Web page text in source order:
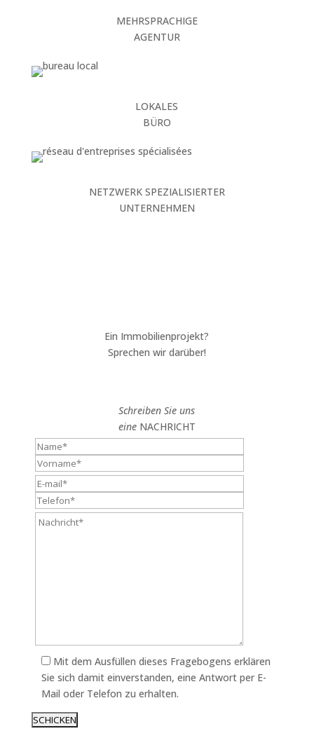
MEHRSPRACHIGE
AGENTUR
LOKALES
BÜRO
NETZWERK SPEZIALISIERTER
UNTERNEHMEN
Ein Immobilienprojekt?
Sprechen wir darüber!
Schreiben Sie uns
eineNACHRICHT
Mit dem Ausfüllen dieses Fragebogens erklären
Sie sich damit einverstanden, eine Antwort per E-
Mail oder Telefon zu erhalten.